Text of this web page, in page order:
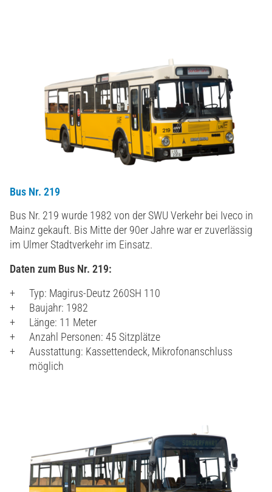
Bus Nr. 219
Bus Nr. 219 wurde 1982 von der SWU Verkehr bei Iveco in
Mainz gekauft. Bis Mitte der 90er Jahre war er zuverlässig
im Ulmer Stadtverkehr im Einsatz.
Daten zum Bus Nr. 219:
Typ: Magirus-Deutz 260SH 110
Baujahr: 1982
Länge: 11 Meter
Anzahl Personen: 45 Sitzplätze
Ausstattung: Kassettendeck, Mikrofonanschluss
möglich